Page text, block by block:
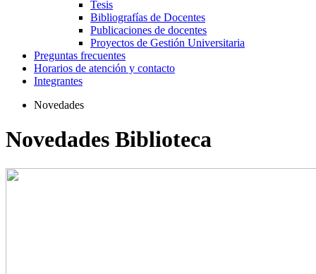
Tesis
Bibliografías de Docentes
Publicaciones de docentes
Proyectos de Gestión Universitaria
Preguntas frecuentes
Horarios de atención y contacto
Integrantes
Novedades
Novedades Biblioteca